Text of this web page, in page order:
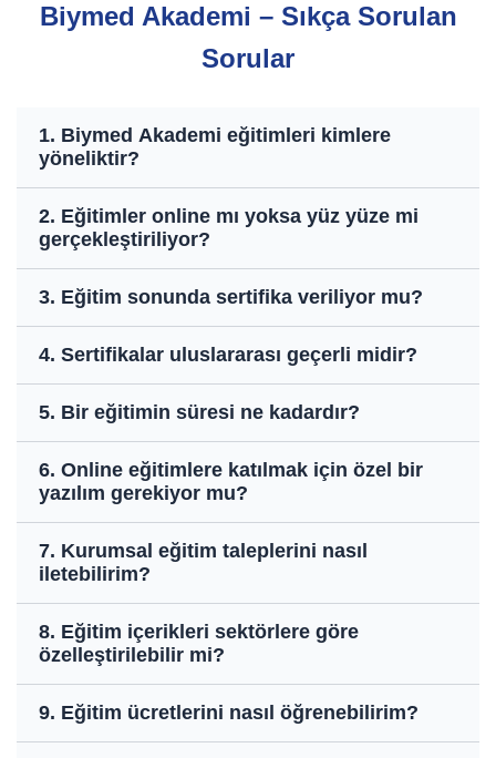
Biymed Akademi – Sıkça Sorulan
Sorular
1. Biymed Akademi eğitimleri kimlere
yöneliktir?
2. Eğitimler online mı yoksa yüz yüze mi
gerçekleştiriliyor?
3. Eğitim sonunda sertifika veriliyor mu?
4. Sertifikalar uluslararası geçerli midir?
5. Bir eğitimin süresi ne kadardır?
6. Online eğitimlere katılmak için özel bir
yazılım gerekiyor mu?
7. Kurumsal eğitim taleplerini nasıl
iletebilirim?
8. Eğitim içerikleri sektörlere göre
özelleştirilebilir mi?
9. Eğitim ücretlerini nasıl öğrenebilirim?